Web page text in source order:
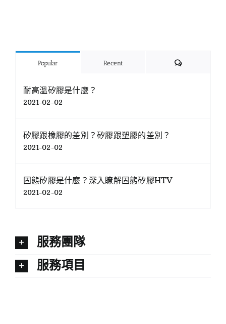
Popular Recent Comments
耐高溫矽膠是什麼？
2021-02-02
矽膠跟橡膠的差別？矽膠跟塑膠的差別？
2021-02-02
固態矽膠是什麼？深入瞭解固態矽膠HTV
2021-02-02
服務團隊
服務項目